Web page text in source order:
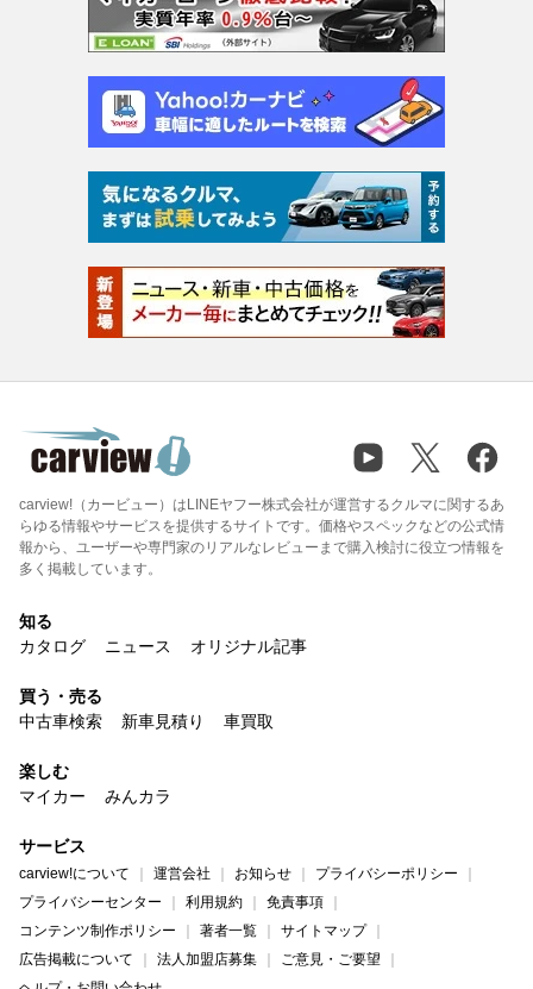
carview!（カービュー）はLINEヤフー株式会社が運営するクルマに関するあ
らゆる情報やサービスを提供するサイトです。価格やスペックなどの公式情
報から、ユーザーや専門家のリアルなレビューまで購入検討に役立つ情報を
多く掲載しています。
知る
カタログ
ニュース オリジナル記事
買う・売る
中古車検索
新車見積り 車買取
楽しむ
マイカー
みんカラ
サービス
carview!について 運営会社 お知らせ
プライバシーポリシー
プライバシーセンター
利用規約
免責事項
コンテンツ制作ポリシー
著者一覧
サイトマップ
広告掲載について
法人加盟店募集
ご意見・ご要望